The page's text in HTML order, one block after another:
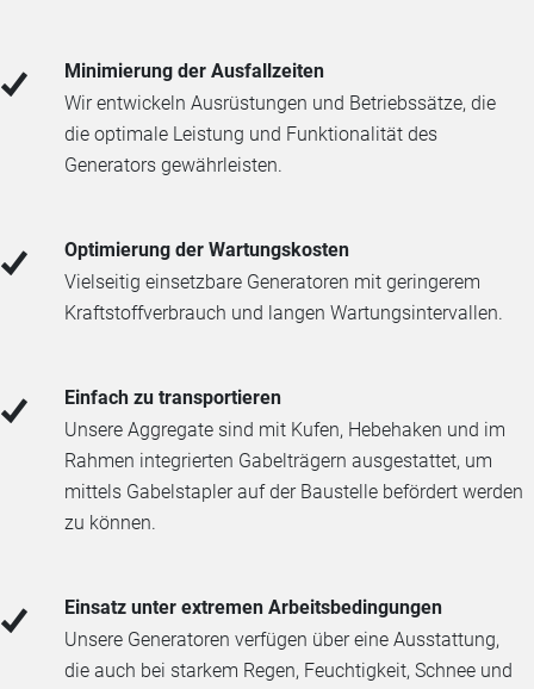
Minimierung der Ausfallzeiten
Wir entwickeln Ausrüstungen und Betriebssätze, die
die optimale Leistung und Funktionalität des
Generators gewährleisten.
Optimierung der Wartungskosten
Vielseitig einsetzbare Generatoren mit geringerem
Kraftstoffverbrauch und langen Wartungsintervallen.
Einfach zu transportieren
Unsere Aggregate sind mit Kufen, Hebehaken und im
Rahmen integrierten Gabelträgern ausgestattet, um
mittels Gabelstapler auf der Baustelle befördert werden
zu können.
Einsatz unter extremen Arbeitsbedingungen
Unsere Generatoren verfügen über eine Ausstattung,
die auch bei starkem Regen, Feuchtigkeit, Schnee und